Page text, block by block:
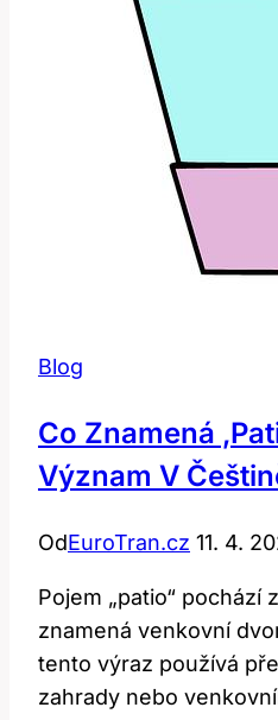
Blog
Co Znamená
Význam V
OdEuroTran.cz 11. 4.
Pojem „patio“ pochází
znamená venkovní
tento výraz používá
zahrady nebo